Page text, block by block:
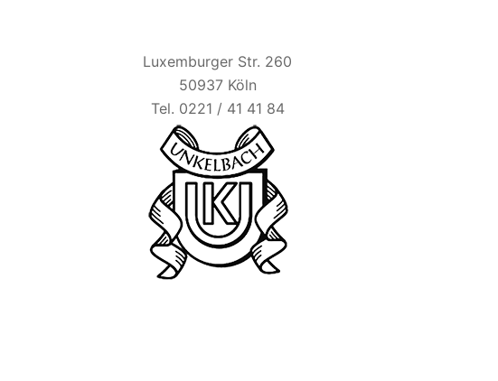
Luxemburger Str. 260
50937 Köln
Tel. 0221 / 41 41 84